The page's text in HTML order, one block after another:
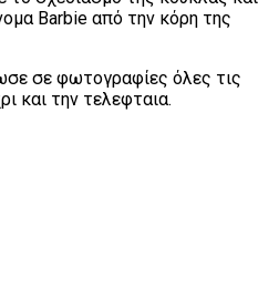
Barbie από την κόρη της
σε φωτογραφίες όλες τις
και την τελεφταια.